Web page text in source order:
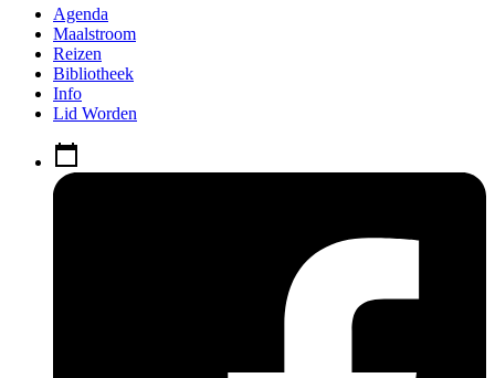
Agenda
Maalstroom
Reizen
Bibliotheek
Info
Lid Worden